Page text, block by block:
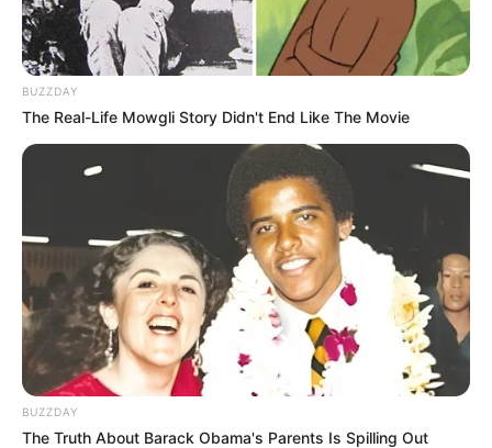
BUZZDAY
The Real-Life Mowgli Story Didn't End Like The Movie
BUZZDAY
The Truth About Barack Obama's Parents Is Spilling Out